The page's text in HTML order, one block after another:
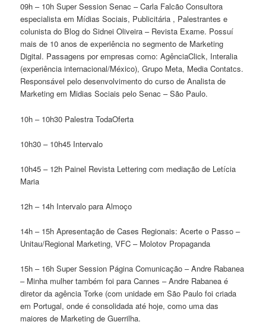
09h – 10h Super Session Senac – Carla Falcão Consultora
especialista em Mídias Sociais, Publicitária , Palestrantes e
colunista do Blog do Sidnei Oliveira – Revista Exame. Possuí
mais de 10 anos de experiência no segmento de Marketing
Digital. Passagens por empresas como: AgênciaClick, Interalia
(experiência internacional/México), Grupo Meta, Media Contatcs.
Responsável pelo desenvolvimento do curso de Analista de
Marketing em Midias Sociais pelo Senac – São Paulo.
10h – 10h30 Palestra TodaOferta
10h30 – 10h45 Intervalo
10h45 – 12h Painel Revista Lettering com mediação de Letícia
Maria
12h – 14h Intervalo para Almoço
14h – 15h Apresentação de Cases Regionais: Acerte o Passo –
Unitau/Regional Marketing, VFC – Molotov Propaganda
15h – 16h Super Session Página Comunicação – Andre Rabanea
– Minha mulher também foi para Cannes – Andre Rabanea é
diretor da agência Torke (com unidade em São Paulo foi criada
em Portugal, onde é consolidada até hoje, como uma das
maiores de Marketing de Guerrilha.